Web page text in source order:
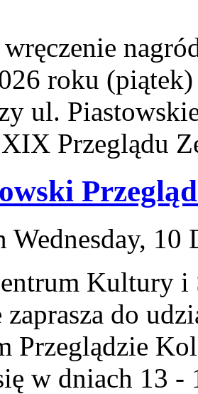
roku
ul.
Przeglądu
Wednesday, 10
Kultury i
zaprasza do
Przeglądzie
w dniach 13